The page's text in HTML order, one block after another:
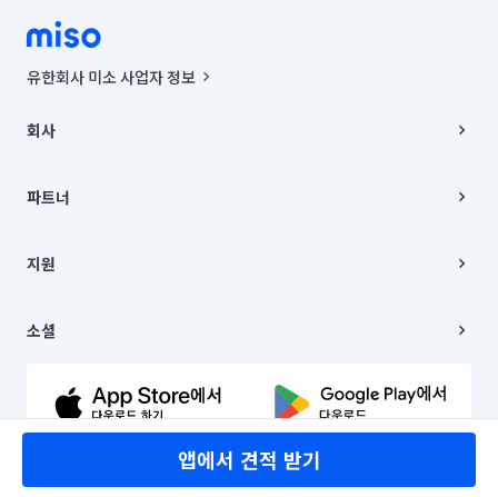
앱에서 견적 받기
유한회사 미소 사업자 정보
00019 |
주소 | 본사: 서울특별시 종로구 율곡로 6(중학동, 트윈트리빌딩) B동 5층
컨택센터 : 서울특별시 종로구 수송동 율곡로 24, 7층, 8층 미소
상품, 상품정보, 거래에 관한 의무와 책임은 거래당사자에게 있습니다.
언론 보도 관련 문의:
© 유한회사 미소. Miso, Inc. All Rights Reserved.
회사
채용
파트너
이사
지원
이용약관
문의하기
소셜
유튜브